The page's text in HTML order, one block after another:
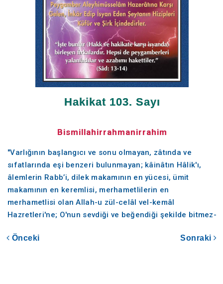
Hakikat 103. Sayı
Bismillahirrahmanirrahim
"Varlığının başlangıcı ve sonu olmayan, zâtında ve
sıfatlarında eşi benzeri bulunmayan; kâinâtın Hâlik'ı,
âlemlerin Rabb’i, dilek makamının en yücesi, ümit
makamının en keremlisi, merhametlilerin en
merhametlisi olan Allah-u zül-celâl vel-kemâl
Hazretleri'ne; O'nun sevdiği ve beğendiği şekilde bitmez-
Önceki Sonraki